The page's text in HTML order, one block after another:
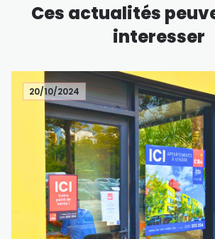
Ces actualités
interesser
20/10/2024